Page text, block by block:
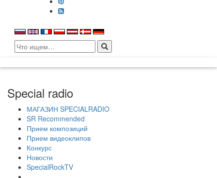
Search
for:
Special radio
МАГАЗИН SPECIALRADIO
SR Recommended
Прием композиций
Прием видеоклипов
Конкурс
Новости
SpecialRockTV